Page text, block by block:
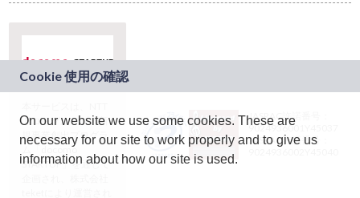
ドコモグループの新
規事業創出プログラ
ム「docomo
STARTUP」を通じて
JASRAC許諾番号：
9024936001Y45037
JASRAC許諾番号：
On our website we use some cookies. These are
necessary for our site to work properly and to give us
information about how our site is used.